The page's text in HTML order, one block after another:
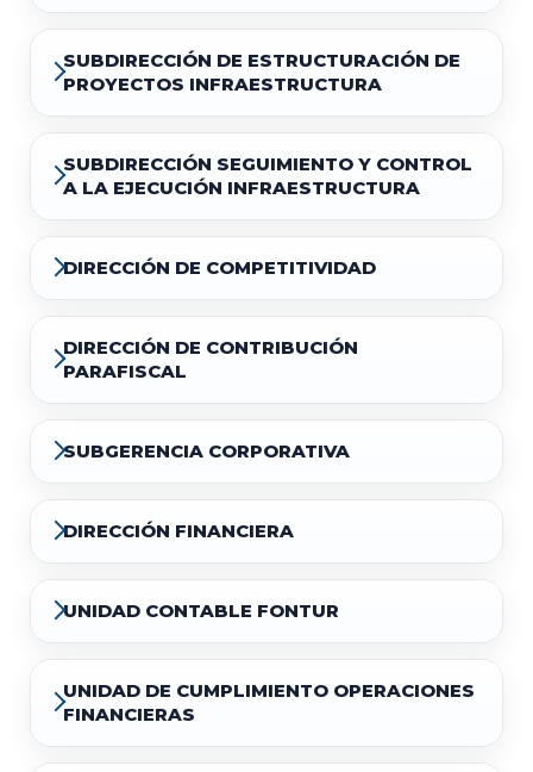
SUBDIRECCIÓN DE ESTRUCTURACIÓN DE
PROYECTOS INFRAESTRUCTURA
SUBDIRECCIÓN SEGUIMIENTO Y CONTROL
A LA EJECUCIÓN INFRAESTRUCTURA
DIRECCIÓN DE COMPETITIVIDAD
DIRECCIÓN DE CONTRIBUCIÓN
PARAFISCAL
SUBGERENCIA CORPORATIVA
DIRECCIÓN FINANCIERA
UNIDAD CONTABLE FONTUR
UNIDAD DE CUMPLIMIENTO OPERACIONES
FINANCIERAS